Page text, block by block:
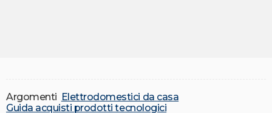
Argomenti Elettrodomestici da casa
Guida acquisti prodotti tecnologici